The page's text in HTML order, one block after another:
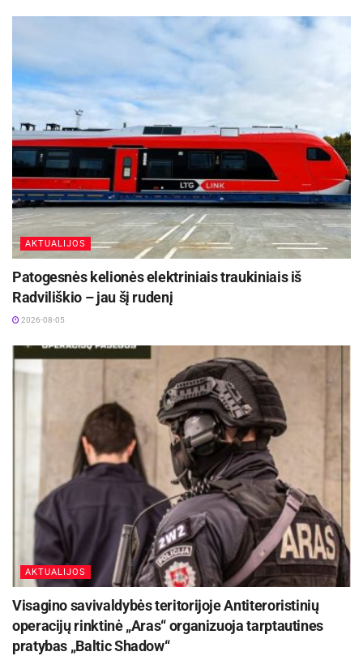
Konsultacijos įstaigoms– ekspertinė parama
Anykščių sveikatos įstaigoms dėl veiklos
organizavimo ir valdymo tobulinimo.
Ši partnerystė atvers naujas galimybes regiono
plėtrai, mokslo žinių pritaikymui praktikoje ir
padės pritraukti jaunus specialistus į Anykščių
kraštą.
Šaltinis: Anykščių rajono savivaldybė
AKTUALIJOS
Patogesnės kelionės elektriniais traukiniais iš
Radviliškio – jau šį rudenį
2026-08-05
AKTUALIJOS
Visagino savivaldybės teritorijoje Antiteroristinių
operacijų rinktinė „Aras“ organizuoja tarptautines
pratybas „Baltic Shadow“